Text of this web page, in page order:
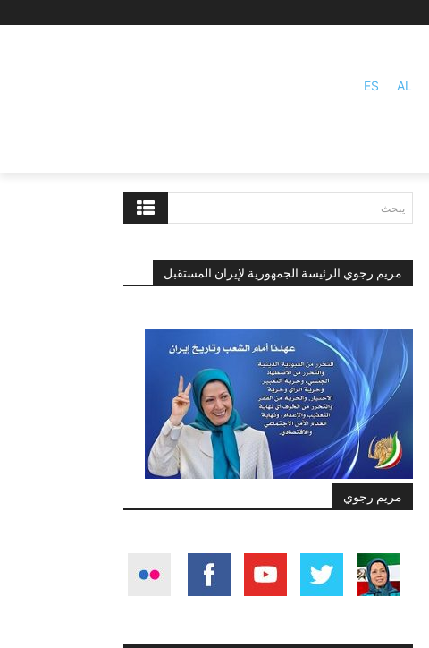
ES AL
يبحث
مريم رجوي الرئيسة الجمهورية لإيران المستقبل
مريم رجوي